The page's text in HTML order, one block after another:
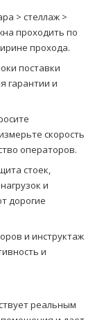
> стеллаж >
проходить по
прохода.
поставки
гарантии и
скорость
операторов.
стоек,
и
дорогие
и инструктаж
и
реальным